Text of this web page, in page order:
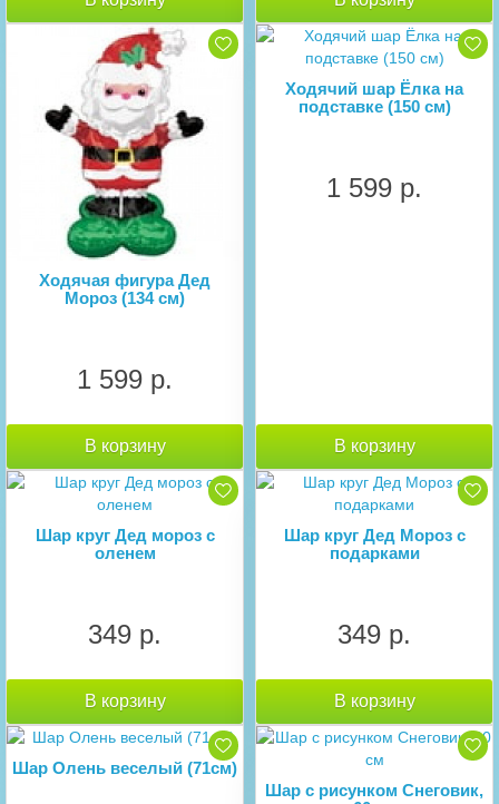
Ходячая фигура Дед
Мороз (134 см)
1 599 р.
В корзину
Ходячий шар Ёлка на
подставке (150 см)
1 599 р.
В корзину
Шар круг Дед мороз с
оленем
349 р.
В корзину
Шар круг Дед Мороз с
подарками
349 р.
В корзину
Шар Олень веселый (71см)
Шар с рисунком Снеговик,